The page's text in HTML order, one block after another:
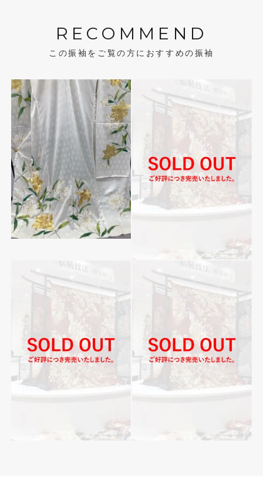
RECOMMEND
この振袖をご覧の方におすすめの振袖